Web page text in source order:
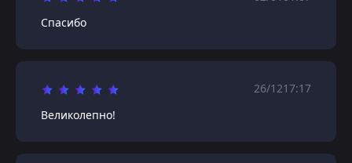
Спасибо
26/1217:17
Великолепно!